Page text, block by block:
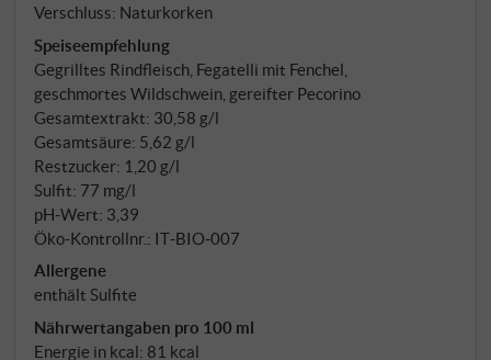
Verschluss: Naturkorken
Speiseempfehlung
Gegrilltes Rindfleisch, Fegatelli mit Fenchel,
geschmortes Wildschwein, gereifter Pecorino
Gesamtextrakt: 30,58 g/l
Gesamtsäure: 5,62 g/l
Restzucker: 1,20 g/l
Sulfit: 77 mg/l
pH-Wert: 3,39
Öko-Kontrollnr.: IT‑BIO‑007
Allergene
enthält Sulfite
Nährwertangaben pro 100 ml
Energie in kcal: 81 kcal